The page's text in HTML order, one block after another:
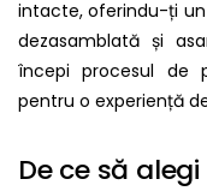
intacte, oferindu-ți
dezasamblată și
începi procesul de
pentru o experiență
De ce să